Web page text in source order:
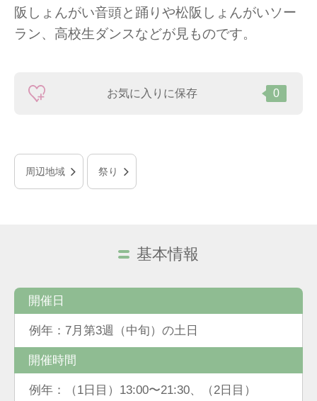
阪しょんがい音頭と踊りや松阪しょんがいソー
ラン、高校生ダンスなどが見ものです。
お気に入りに保存 0
周辺地域 祭り
基本情報
開催日
例年：7月第3週（中旬）の土日
開催時間
例年：（1日目）13:00〜21:30、（2日目）